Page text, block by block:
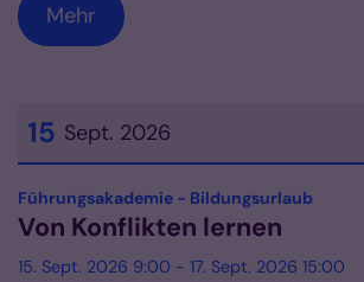
Mehr
15 Sept. 2026
Datum: 15. September 2026
Führungsakademie - Bildungsurlaub:
Von Konflikten lernen
15. Sept. 2026 9:00 - 17. Sept. 2026 15:00